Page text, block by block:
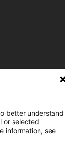
better understand
or selected
information, see